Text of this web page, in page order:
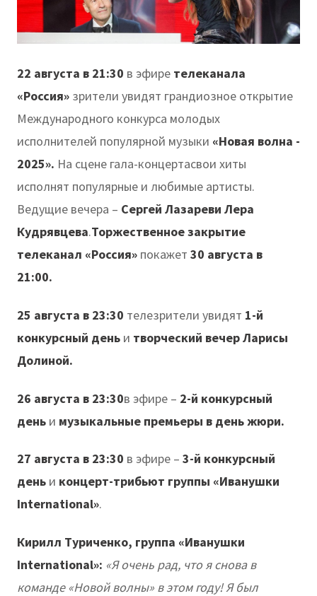
22 августа в 21:30 в эфире телеканала
«Россия» зрители увидят грандиозное открытие
Международного конкурса молодых
исполнителей популярной музыки «Новая волна -
2025». На сцене гала-концертасвои хиты
исполнят популярные и любимые артисты.
Ведущие вечера – Сергей Лазареви Лера
Кудрявцева.Торжественное закрытие
телеканал «Россия» покажет 30 августа в
21:00.
25 августа в 23:30 телезрители увидят 1-й
конкурсный день и творческий вечер Ларисы
Долиной.
26 августа в 23:30в эфире – 2-й конкурсный
день и музыкальные премьеры в день жюри.
27 августа в 23:30 в эфире – 3-й конкурсный
день и концерт-трибьют группы «Иванушки
International».
Кирилл Туриченко, группа «Иванушки
International»: «Я очень рад, что я снова в
команде «Новой волны» в этом году! Я был